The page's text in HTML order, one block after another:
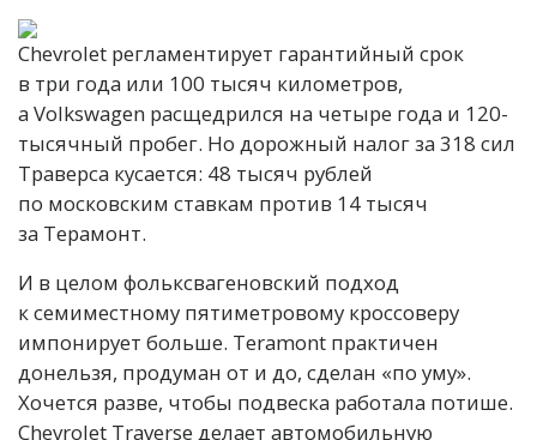
Chevrolet регламентирует гарантийный срок
в три года или 100 тысяч километров,
а Volkswagen расщедрился на четыре года и 120-
тысячный пробег. Но дорожный налог за 318 сил
Траверса кусается: 48 тысяч рублей
по московским ставкам против 14 тысяч
за Терамонт.
И в целом фольксвагеновский подход
к семиместному пятиметровому кроссоверу
импонирует больше. Teramont практичен
донельзя, продуман от и до, сделан «по уму».
Хочется разве, чтобы подвеска работала потише.
Chevrolet Traverse делает автомобильную